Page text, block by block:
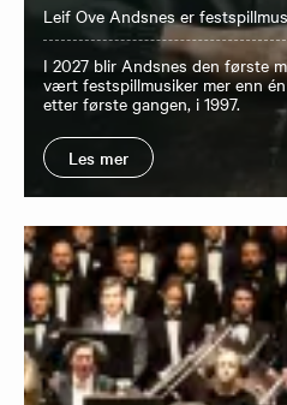
Leif Ove Andsnes er
I 2027 blir Andsnes den første
vært festspillmusiker mer enn
etter første gangen, i 1997.
Les mer